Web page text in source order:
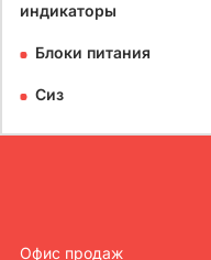
индикаторы
Блоки питания
Сиз
Офис продаж